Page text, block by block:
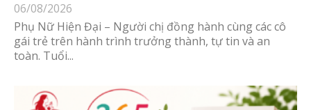
06/08/2026
Phụ Nữ Hiện Đại – Người chị đồng hành cùng các cô
gái trẻ trên hành trình trưởng thành, tự tin và an
toàn. Tuổi...